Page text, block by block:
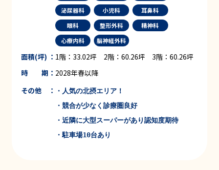
泌尿器科
小児科
耳鼻科
眼科
整形外科
精神科
心療内科
脳神経外科
面積(坪) ： 1階：33.02坪 2階：60.26坪 3階：60.26坪
時 期： 2028年春以降
その他 ：
・人気の北摂エリア！
・競合が少なく診療圏良好
・近隣に大型スーパーがあり認知度期待
・駐車場10台あり